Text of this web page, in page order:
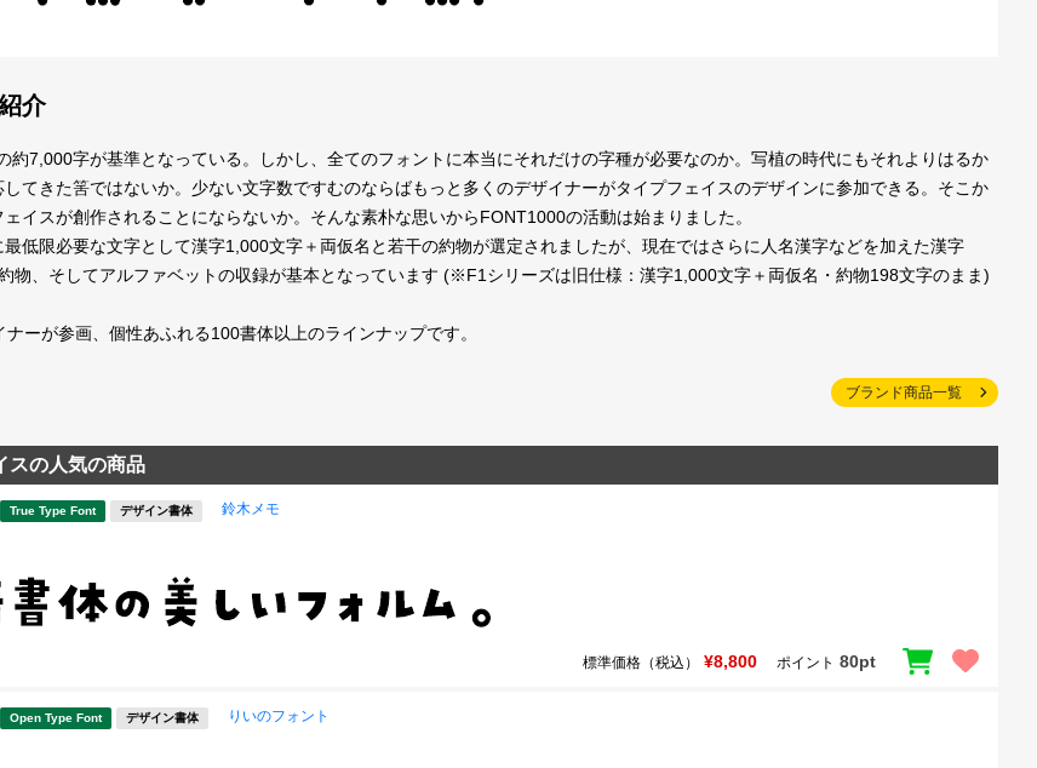
介
約7,000字が基準となっている。しかし、全てのフォントに本当にそれだけの字種が必要なのか。写植の時代にもそれよりはるか
てきた筈ではないか。少ない文字数ですむのならばもっと多くのデザイナーがタイプフェイスのデザインに参加できる。そこか
イスが創作されることにならないか。そんな素朴な思いからFONT1000の活動は始まりました。
低限必要な文字として漢字1,000文字＋両仮名と若干の約物が選定されましたが、現在ではさらに人名漢字などを加えた漢字
物、そしてアルファベットの収録が基本となっています (※F1シリーズは旧仕様：漢字1,000文字＋両仮名・約物198文字のまま)
ーが参画、個性あふれる100書体以上のラインナップです。
ブランド商品一覧
スの人気の商品
True Type Font デザイン書体 鈴木メモ
標準価格（税込） ¥8,800 ポイント 80pt
Open Type Font デザイン書体 りいのフォント